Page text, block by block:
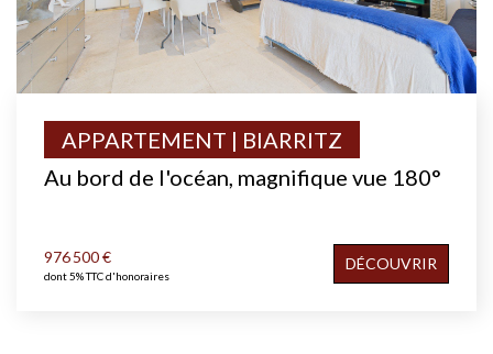
Au bord de l'océan, magnifique vue 180°
APPARTEMENT | BIARRITZ
976 500 €
dont 5% TTC d'honoraires
DÉCOUVRIR